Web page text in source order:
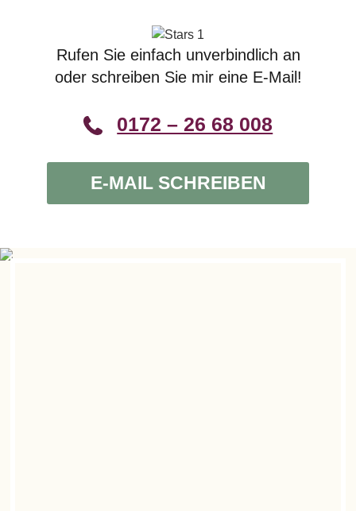
Rufen Sie einfach unverbindlich an
oder schreiben Sie mir eine E-Mail!
0172 – 26 68 008
E-MAIL SCHREIBEN